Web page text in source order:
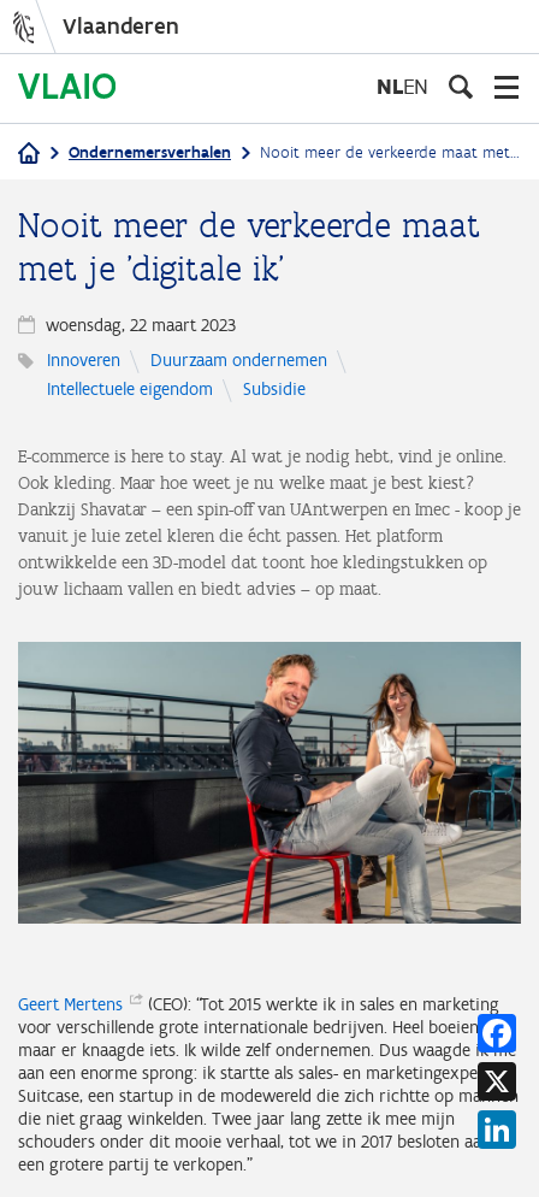
Vlaanderen
NLEN
Ondernemersverhalen Nooit meer de verkeerde maat met je 'digitale ik'
Nooit meer de verkeerde maat
met je 'digitale ik'
woensdag, 22 maart 2023
Innoveren
Duurzaam ondernemen
Intellectuele eigendom
Subsidie
E-commerce is here to stay. Al wat je nodig hebt, vind je online.
Ook kleding. Maar hoe weet je nu welke maat je best kiest?
Dankzij Shavatar – een spin-off van UAntwerpen en Imec - koop je
vanuit je luie zetel kleren die écht passen. Het platform
ontwikkelde een 3D-model dat toont hoe kledingstukken op
jouw lichaam vallen en biedt advies – op maat.
Geert Mertens
(CEO): “Tot 2015 werkte ik in sales en marketing
voor verschillende grote internationale bedrijven. Heel boeiend,
maar er knaagde iets. Ik wilde zelf ondernemen. Dus waagde ik me
aan een enorme sprong: ik startte als sales- en marketingexpert bij
Suitcase, een startup in de modewereld die zich richtte op mannen
die niet graag winkelden. Twee jaar lang zette ik mee mijn
schouders onder dit mooie verhaal, tot we in 2017 besloten aan
een grotere partij te verkopen.”